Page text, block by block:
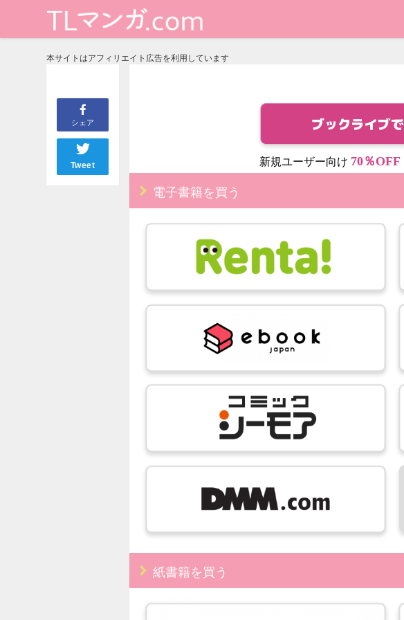
本サイトはアフィリエイト広告を利用しています
シェア
Tweet 新規ユーザー向け 70％OFF
電子書籍を買う
紙書籍を買う